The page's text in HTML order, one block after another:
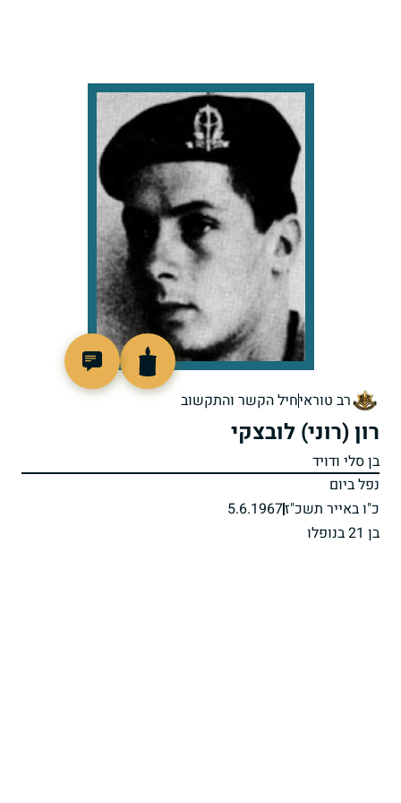
רב טוראיחיל הקשר והתקשוב
רון (רוני) לובצקי
בן סלי ודויד
נפל ביום
כ"ו באייר תשכ"ז5.6.1967
בן 21 בנופלו